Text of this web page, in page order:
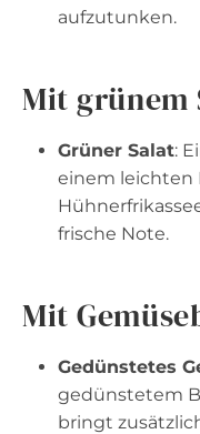
aufzutunken.
Mit grünem
Grüner Salat:
einem leichten
frische Note.
Mit
Gedünstetes
gedünstetem
bringt